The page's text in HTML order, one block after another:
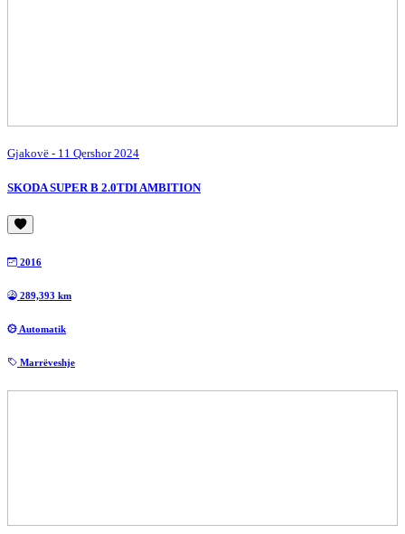
Gjakovë - 11 Qershor 2024
SKODA SUPER B 2.0TDI AMBITION
2016
289,393 km
Automatik
Marrëveshje